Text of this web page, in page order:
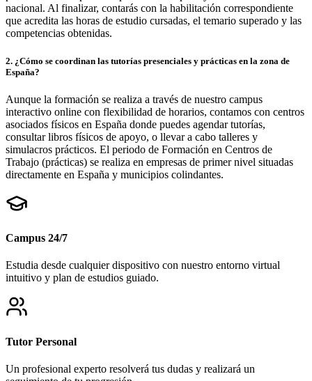
nacional. Al finalizar, contarás con la habilitación correspondiente
que acredita las horas de estudio cursadas, el temario superado y las
competencias obtenidas.
2. ¿Cómo se coordinan las tutorías presenciales y prácticas en la zona de
España?
Aunque la formación se realiza a través de nuestro campus
interactivo online con flexibilidad de horarios, contamos con centros
asociados físicos en España donde puedes agendar tutorías,
consultar libros físicos de apoyo, o llevar a cabo talleres y
simulacros prácticos. El periodo de Formación en Centros de
Trabajo (prácticas) se realiza en empresas de primer nivel situadas
directamente en España y municipios colindantes.
Campus 24/7
Estudia desde cualquier dispositivo con nuestro entorno virtual
intuitivo y plan de estudios guiado.
Tutor Personal
Un profesional experto resolverá tus dudas y realizará un